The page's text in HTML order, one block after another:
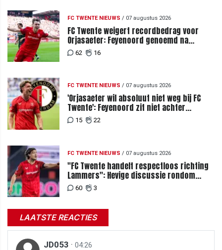
FC TWENTE NIEUWS / 07 augustus 2026
FC Twente weigert recordbedrag voor
Orjasaeter: Feyenoord genoemd na
megabod
62 16
FC TWENTE NIEUWS / 07 augustus 2026
'Orjasaeter wil absoluut niet weg bij FC
Twente': Feyenoord zit niet achter
recordbod
15 22
FC TWENTE NIEUWS / 07 augustus 2026
"FC Twente handelt respectloos richting
Lammers": Hevige discussie rondom
degradatie tot derde spits
60 3
LAATSTE REACTIES
JD053 · 04:26